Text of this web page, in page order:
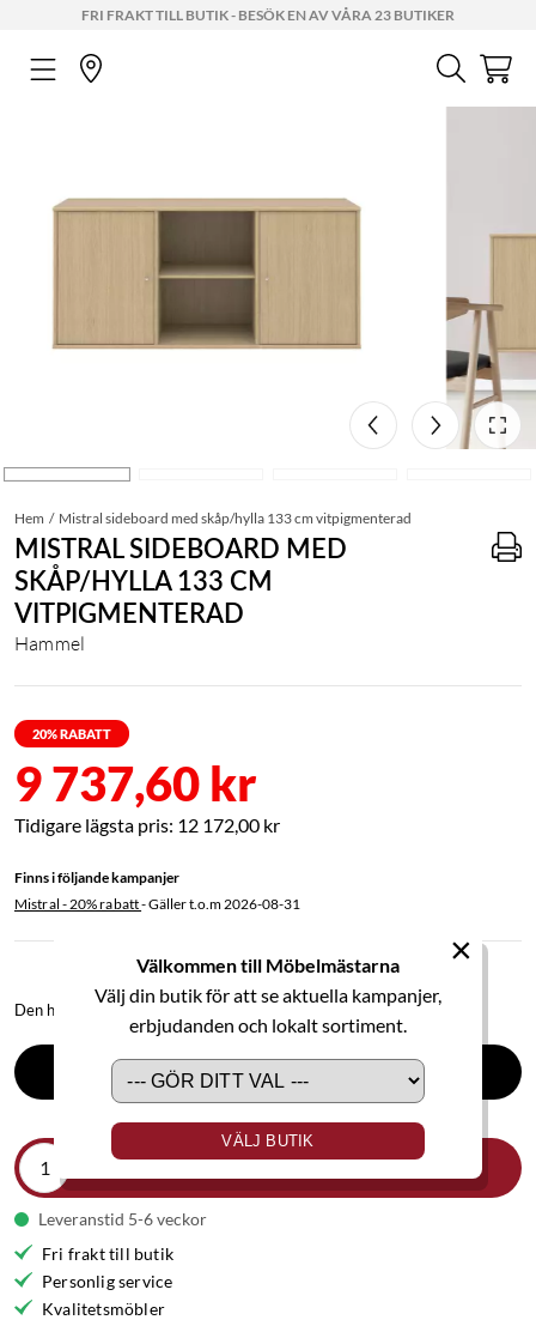
FRI FRAKT TILL BUTIK - BESÖK EN AV VÅRA 23 BUTIKER
Välkommen till Möbelmästarna
Välj din butik för att se aktuella kampanjer,
erbjudanden och lokalt sortiment.
VÄLJ BUTIK
×
Hem Mistral sideboard med skåp/hylla 133 cm vitpigmenterad
MISTRAL SIDEBOARD MED
SKÅP/HYLLA 133 CM
VITPIGMENTERAD
Hammel
20% RABATT
9 737,60 kr
12 172,00 kr
Finns i följande kampanjer
Mistral - 20% rabatt- Gäller t.o.m 2026-08-31
Den här produkten kan du enkelt designa och köpa i ett 3D-verktyg.
SOFFKONFIGURATOR (3D)
Leveranstid 5-6 veckor
Fri frakt till butik
Personlig service
Kvalitetsmöbler